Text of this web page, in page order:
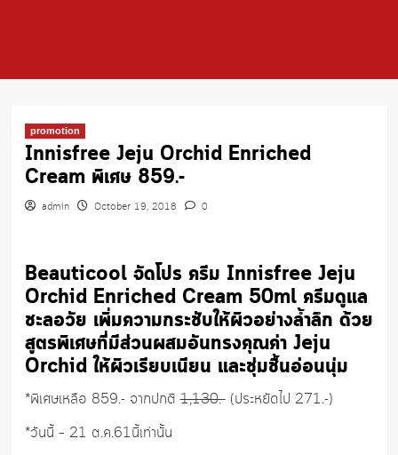
promotion
Innisfree Jeju Orchid Enriched
Cream พิเศษ 859.-
admin October 19, 2018 0
Beauticool จัดโปร ครีม Innisfree Jeju
Orchid Enriched Cream 50ml ครีมดูแล
ชะลอวัย เพิ่มความกระชับให้ผิวอย่างล้ำลึก ด้วย
สูตรพิเศษที่มีส่วนผสมอันทรงคุณค่า Jeju
Orchid ให้ผิวเรียบเนียน และชุ่มชื้นอ่อนนุ่ม
*พิเศษเหลือ 859.- จากปกติ1,130.-(ประหยัดไป 271.-)
*วันนี้ – 21 ต.ค.61นี้เท่านั้น